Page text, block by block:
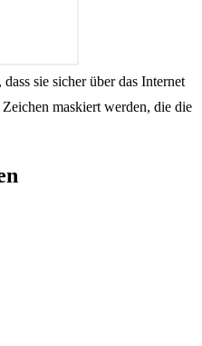
sie sicher über das Internet
maskiert werden, die die